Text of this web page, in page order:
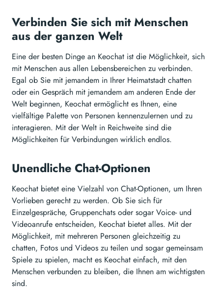
Verbinden Sie sich mit Menschen
aus der ganzen Welt
Eine der besten Dinge an Keochat ist die Möglichkeit, sich
mit Menschen aus allen Lebensbereichen zu verbinden.
Egal ob Sie mit jemandem in Ihrer Heimatstadt chatten
oder ein Gespräch mit jemandem am anderen Ende der
Welt beginnen, Keochat ermöglicht es Ihnen, eine
vielfältige Palette von Personen kennenzulernen und zu
interagieren. Mit der Welt in Reichweite sind die
Möglichkeiten für Verbindungen wirklich endlos.
Unendliche Chat-Optionen
Keochat bietet eine Vielzahl von Chat-Optionen, um Ihren
Vorlieben gerecht zu werden. Ob Sie sich für
Einzelgespräche, Gruppenchats oder sogar Voice- und
Videoanrufe entscheiden, Keochat bietet alles. Mit der
Möglichkeit, mit mehreren Personen gleichzeitig zu
chatten, Fotos und Videos zu teilen und sogar gemeinsam
Spiele zu spielen, macht es Keochat einfach, mit den
Menschen verbunden zu bleiben, die Ihnen am wichtigsten
sind.